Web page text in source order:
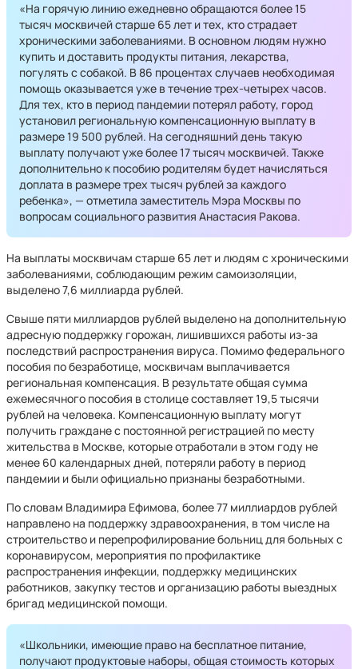
«На горячую линию ежедневно обращаются более 15
тысяч москвичей старше 65 лет и тех, кто страдает
хроническими заболеваниями. В основном людям нужно
купить и доставить продукты питания, лекарства,
погулять с собакой. В 86 процентах случаев необходимая
помощь оказывается уже в течение трех-четырех часов.
Для тех, кто в период пандемии потерял работу, город
установил региональную компенсационную выплату в
размере 19 500 рублей. На сегодняшний день такую
выплату получают уже более 17 тысяч москвичей. Также
дополнительно к пособию родителям будет начисляться
доплата в размере трех тысяч рублей за каждого
ребенка», — отметила заместитель Мэра Москвы по
вопросам социального развития Анастасия Ракова.
На выплаты москвичам старше 65 лет и людям с хроническими
заболеваниями, соблюдающим режим самоизоляции,
выделено 7,6 миллиарда рублей.
Свыше пяти миллиардов рублей выделено на дополнительную
адресную поддержку горожан, лишившихся работы из-за
последствий распространения вируса. Помимо федерального
пособия по безработице, москвичам выплачивается
региональная компенсация. В результате общая сумма
ежемесячного пособия в столице составляет 19,5 тысячи
рублей на человека. Компенсационную выплату могут
получить граждане с постоянной регистрацией по месту
жительства в Москве, которые отработали в этом году не
менее 60 календарных дней, потеряли работу в период
пандемии и были официально признаны безработными.
По словам Владимира Ефимова, более 77 миллиардов рублей
направлено на поддержку здравоохранения, в том числе на
строительство и перепрофилирование больниц для больных с
коронавирусом, мероприятия по профилактике
распространения инфекции, поддержку медицинских
работников, закупку тестов и организацию работы выездных
бригад медицинской помощи.
«Школьники, имеющие право на бесплатное питание,
получают продуктовые наборы, общая стоимость которых